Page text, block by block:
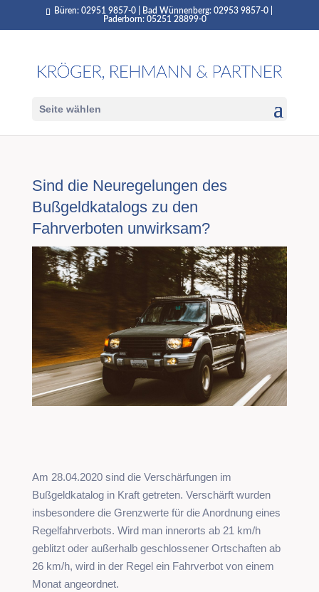
Büren: 02951 9857-0 | Bad Wünnenberg: 02953 9857-0 |
Paderborn: 05251 28899-0
Seite wählen
Sind die Neuregelungen des
Bußgeldkatalogs zu den
Fahrverboten unwirksam?
Am 28.04.2020 sind die Verschärfungen im
Bußgeldkatalog in Kraft getreten. Verschärft wurden
insbesondere die Grenzwerte für die Anordnung eines
Regelfahrverbots. Wird man innerorts ab 21 km/h
geblitzt oder außerhalb geschlossener Ortschaften ab
26 km/h, wird in der Regel ein Fahrverbot von einem
Monat angeordnet.